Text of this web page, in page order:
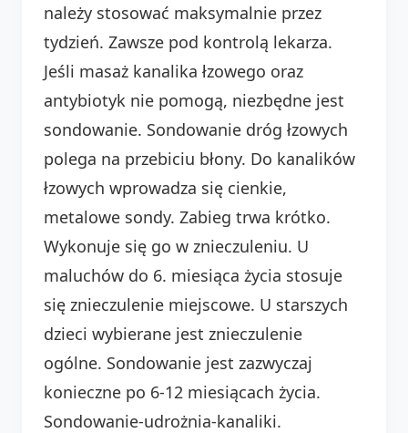
należy stosować maksymalnie przez
tydzień. Zawsze pod kontrolą lekarza.
Jeśli masaż kanalika łzowego oraz
antybiotyk nie pomogą, niezbędne jest
sondowanie. Sondowanie dróg łzowych
polega na przebiciu błony. Do kanalików
łzowych wprowadza się cienkie,
metalowe sondy. Zabieg trwa krótko.
Wykonuje się go w znieczuleniu. U
maluchów do 6. miesiąca życia stosuje
się znieczulenie miejscowe. U starszych
dzieci wybierane jest znieczulenie
ogólne. Sondowanie jest zazwyczaj
konieczne po 6-12 miesiącach życia.
Sondowanie-udrożnia-kanaliki.